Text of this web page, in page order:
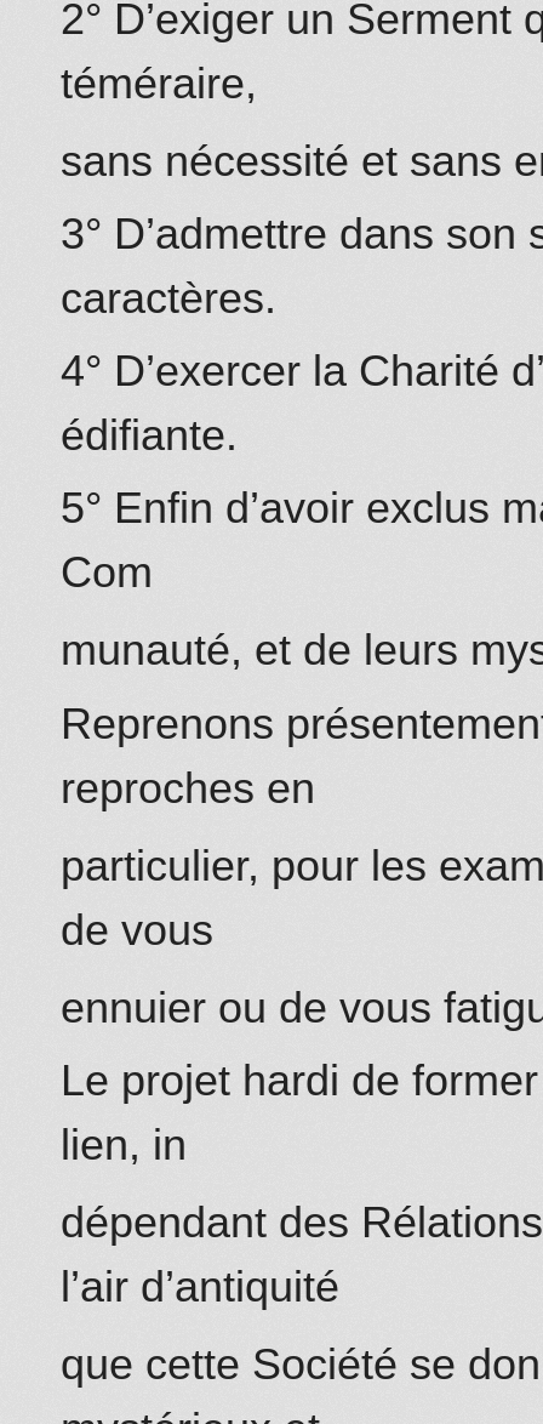
2° D’exiger un Serment
téméraire,
sans nécessité et sans
3° D’admettre dans
caractères.
4° D’exercer la Charité
édifiante.
5° Enfin d’avoir exclus
Com
munauté, et de leurs
Reprenons
reproches en
particulier, pour les
de vous
ennuier ou de vous
Le projet hardi de
lien, in
dépendant des
l’air d’antiquité
que cette Société se